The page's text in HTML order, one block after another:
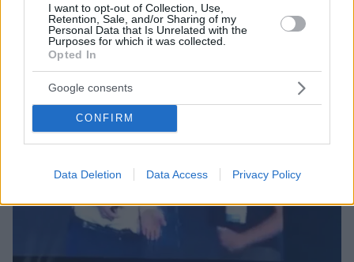
I want to opt-out of Collection, Use,
Retention, Sale, and/or Sharing of my
Personal Data that Is Unrelated with the
Purposes for which it was collected.
Opted In
Google consents
CONFIRM
Data Deletion Data Access Privacy Policy